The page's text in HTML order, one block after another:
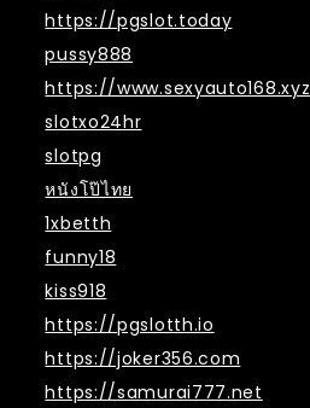
https://pgslot.today
pussy888
https://www.sexyauto168.xyz
slotxo24hr
slotpg
หนังโป๊ไทย
1xbetth
funny18
kiss918
https://pgslotth.io
https://joker356.com
https://samurai777.net